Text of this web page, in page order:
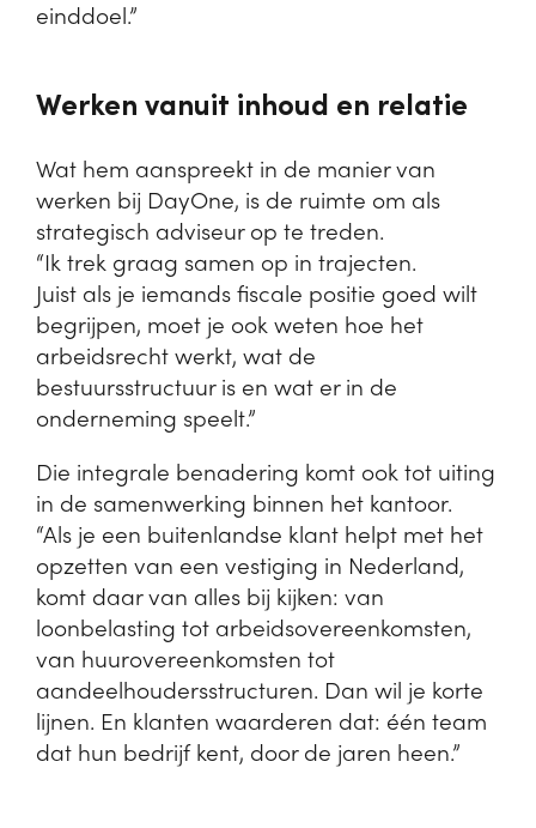
Werken vanuit inhoud en relatie
Wat hem aanspreekt in de manier van
werken bij DayOne, is de ruimte om als
strategisch adviseur op te treden.
“Ik trek graag samen op in trajecten.
Juist als je iemands fiscale positie goed wilt
begrijpen, moet je ook weten hoe het
arbeidsrecht werkt, wat de
bestuursstructuur is en wat er in de
onderneming speelt.”
Die integrale benadering komt ook tot uiting
in de samenwerking binnen het kantoor.
“Als je een buitenlandse klant helpt met het
opzetten van een vestiging in Nederland,
komt daar van alles bij kijken: van
loonbelasting tot arbeidsovereenkomsten,
van huurovereenkomsten tot
aandeelhoudersstructuren. Dan wil je korte
lijnen. En klanten waarderen dat: één team
dat hun bedrijf kent, door de jaren heen.”
einddoel.”